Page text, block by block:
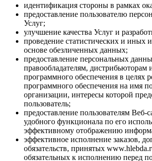
идентификация стороны в рамках
предоставление пользователю
Услуг;
улучшение качества Услуг и
проведение статистических и иных
основе обезличенных данных;
предоставление персональных
правообладателям, дистрибьюторам
программного обеспечения в целях
программного обеспечения на имя
организации, интересы которой
пользователь;
предоставление пользователям Веб-
удобного функционала по его
эффективному отображению
эффективное исполнение заказов,
обязательств, принятых
обязательных к исполнению перед